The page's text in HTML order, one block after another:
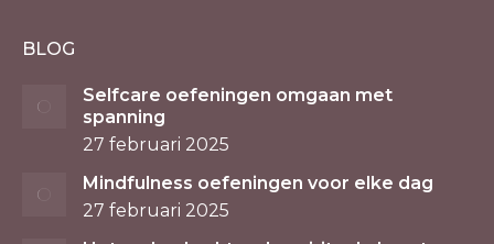
BLOG
Selfcare oefeningen omgaan met
spanning
27 februari 2025
Mindfulness oefeningen voor elke dag
27 februari 2025